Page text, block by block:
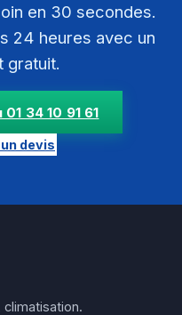
en 30 secondes.
24 heures avec un
gratuit.
34 10 91 61
devis